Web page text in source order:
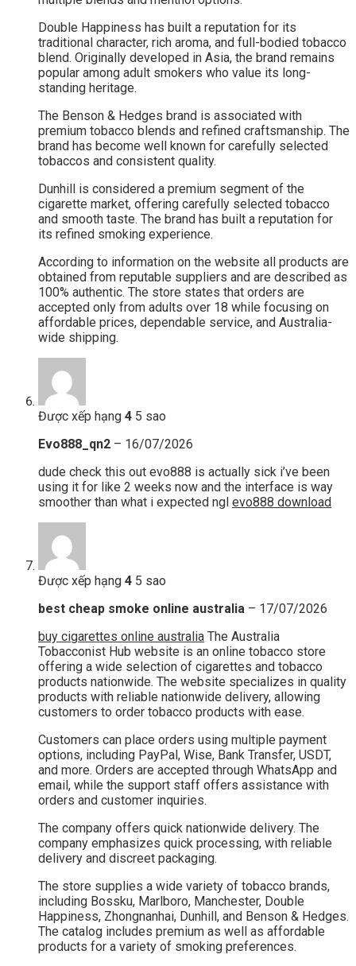
Double Happiness has built a reputation for its
traditional character, rich aroma, and full-bodied tobacco
blend. Originally developed in Asia, the brand remains
popular among adult smokers who value its long-
standing heritage.
The Benson & Hedges brand is associated with
premium tobacco blends and refined craftsmanship. The
brand has become well known for carefully selected
tobaccos and consistent quality.
Dunhill is considered a premium segment of the
cigarette market, offering carefully selected tobacco
and smooth taste. The brand has built a reputation for
its refined smoking experience.
According to information on the website all products are
obtained from reputable suppliers and are described as
100% authentic. The store states that orders are
accepted only from adults over 18 while focusing on
affordable prices, dependable service, and Australia-
wide shipping.
Được xếp hạng 4 5 sao
Evo888_qn2 – 16/07/2026
dude check this out evo888 is actually sick i’ve been
using it for like 2 weeks now and the interface is way
smoother than what i expected ngl evo888 download
Được xếp hạng 4 5 sao
best cheap smoke online australia – 17/07/2026
buy cigarettes online australia The Australia
Tobacconist Hub website is an online tobacco store
offering a wide selection of cigarettes and tobacco
products nationwide. The website specializes in quality
products with reliable nationwide delivery, allowing
customers to order tobacco products with ease.
Customers can place orders using multiple payment
options, including PayPal, Wise, Bank Transfer, USDT,
and more. Orders are accepted through WhatsApp and
email, while the support staff offers assistance with
orders and customer inquiries.
The company offers quick nationwide delivery. The
company emphasizes quick processing, with reliable
delivery and discreet packaging.
The store supplies a wide variety of tobacco brands,
including Bossku, Marlboro, Manchester, Double
Happiness, Zhongnanhai, Dunhill, and Benson & Hedges.
The catalog includes premium as well as affordable
products for a variety of smoking preferences.